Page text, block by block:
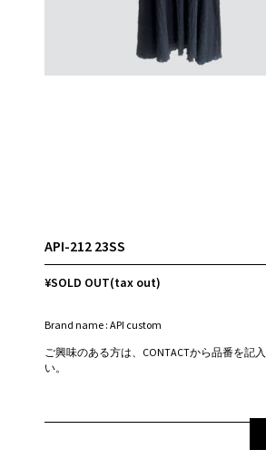
API-212 23SS
¥SOLD OUT(tax out)
Brand name : API custom
ご興味のある方は、CONTACTから品番を記
い。